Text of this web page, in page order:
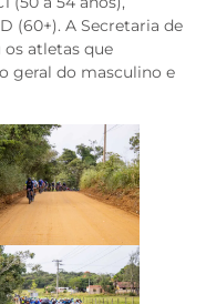
(60+). A Secretaria de
atletas que
geral do masculino e